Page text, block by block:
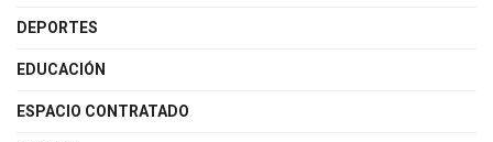
DEPORTES
EDUCACIÓN
ESPACIO CONTRATADO